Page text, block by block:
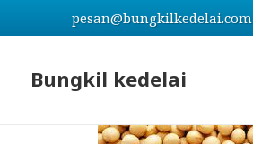
Bungkil kedelai
pesan@bungkilkedelai.com